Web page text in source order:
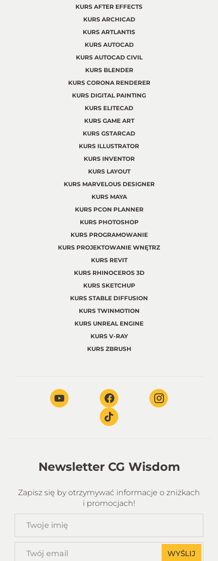
KURS AFTER EFFECTS
KURS ARCHICAD
KURS ARTLANTIS
KURS AUTOCAD
KURS AUTOCAD CIVIL
KURS BLENDER
KURS CORONA RENDERER
KURS DIGITAL PAINTING
KURS ELITECAD
KURS GAME ART
KURS GSTARCAD
KURS ILLUSTRATOR
KURS INVENTOR
KURS LAYOUT
KURS MARVELOUS DESIGNER
KURS MAYA
KURS PCON PLANNER
KURS PHOTOSHOP
KURS PROGRAMOWANIE
KURS PROJEKTOWANIE WNĘTRZ
KURS REVIT
KURS RHINOCEROS 3D
KURS SKETCHUP
KURS STABLE DIFFUSION
KURS TWINMOTION
KURS UNREAL ENGINE
KURS V-RAY
KURS ZBRUSH
Newsletter CG Wisdom
Zapisz się by otrzymywać informacje o zniżkach
i promocjach!
imię
email
WYŚLIJ